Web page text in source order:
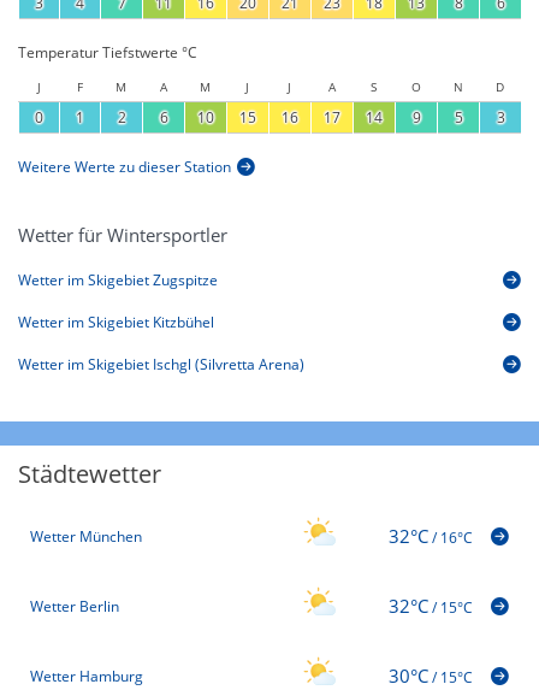
Temperatur Tiefstwerte °C
J F M A M J J A S O N D
0 1 2 6 10 15 16 17 14 9 5 3
Weitere Werte zu dieser Station
Wetter für Wintersportler
Wetter im Skigebiet Zugspitze
Wetter im Skigebiet Kitzbühel
Wetter im Skigebiet Ischgl (Silvretta Arena)
Städtewetter
Wetter München 32°C/16°C
Wetter Berlin 32°C/15°C
Wetter Hamburg 30°C/15°C